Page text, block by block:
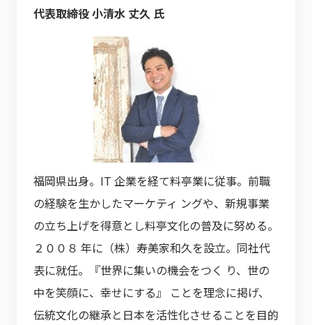
代表取締役 小清水 丈久 氏
​福岡県出身。IT 企業を経て料亭業に従事。前職
の経験を生かしたマーケティ ングや、新規事業
の立ち上げを得意とし料亭文化の普及に努める。
２００８ 年に（株）寿美家和久を設立。同社代
表に就任。『世界に集いの機会をつく り、世の
中を笑顔に、幸せにする』 ことを理念に掲げ、
伝統文化の継承と日本を活性化させることを目的